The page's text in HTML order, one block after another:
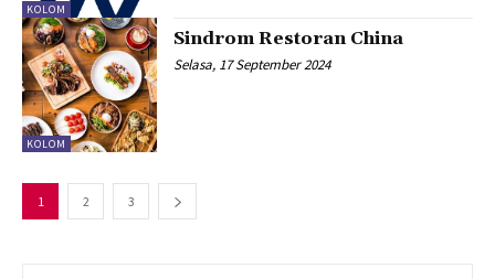
KOLOM
KOLOM
Sindrom Restoran China
Selasa, 17 September 2024
1 2 3